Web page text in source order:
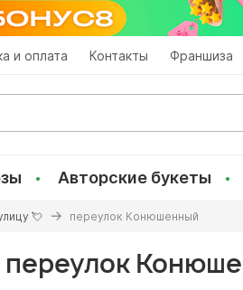
и оплата Контакты Франшиза
Авторские букеты
💘 переулок Конюшенный
переулок